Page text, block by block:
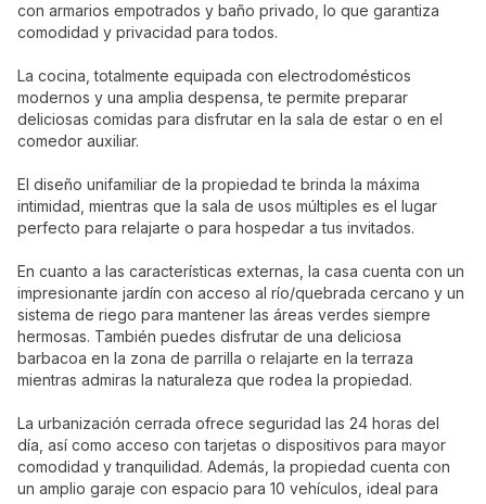
con armarios empotrados y baño privado, lo que garantiza
comodidad y privacidad para todos.
La cocina, totalmente equipada con electrodomésticos
modernos y una amplia despensa, te permite preparar
deliciosas comidas para disfrutar en la sala de estar o en el
comedor auxiliar.
El diseño unifamiliar de la propiedad te brinda la máxima
intimidad, mientras que la sala de usos múltiples es el lugar
perfecto para relajarte o para hospedar a tus invitados.
En cuanto a las características externas, la casa cuenta con un
impresionante jardín con acceso al río/quebrada cercano y un
sistema de riego para mantener las áreas verdes siempre
hermosas. También puedes disfrutar de una deliciosa
barbacoa en la zona de parrilla o relajarte en la terraza
mientras admiras la naturaleza que rodea la propiedad.
La urbanización cerrada ofrece seguridad las 24 horas del
día, así como acceso con tarjetas o dispositivos para mayor
comodidad y tranquilidad. Además, la propiedad cuenta con
un amplio garaje con espacio para 10 vehículos, ideal para